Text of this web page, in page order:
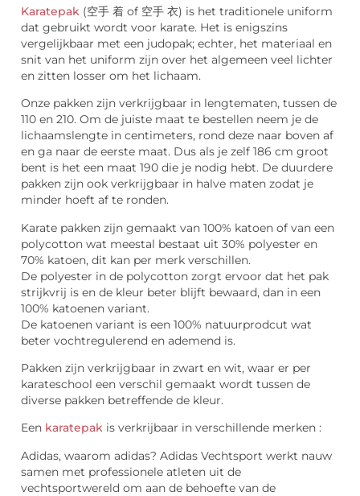
Karatepak (空手 着 of 空手 衣) is het traditionele uniform
dat gebruikt wordt voor karate. Het is enigszins
vergelijkbaar met een judopak; echter, het materiaal en
snit van het uniform zijn over het algemeen veel lichter
en zitten losser om het lichaam.
Onze pakken zijn verkrijgbaar in lengtematen, tussen de
110 en 210. Om de juiste maat te bestellen neem je de
lichaamslengte in centimeters, rond deze naar boven af
en ga naar de eerste maat. Dus als je zelf 186 cm groot
bent is het een maat 190 die je nodig hebt. De duurdere
pakken zijn ook verkrijgbaar in halve maten zodat je
minder hoeft af te ronden.
Karate pakken zijn gemaakt van 100% katoen of van een
polycotton wat meestal bestaat uit 30% polyester en
70% katoen, dit kan per merk verschillen.
De polyester in de polycotton zorgt ervoor dat het pak
strijkvrij is en de kleur beter blijft bewaard, dan in een
100% katoenen variant.
De katoenen variant is een 100% natuurprodcut wat
beter vochtregulerend en ademend is.
Pakken zijn verkrijgbaar in zwart en wit, waar er per
karateschool een verschil gemaakt wordt tussen de
diverse pakken betreffende de kleur.
Een karatepak is verkrijbaar in verschillende merken :
Adidas, waarom adidas? Adidas Vechtsport werkt nauw
samen met professionele atleten uit de
vechtsportwereld om aan de behoefte van de